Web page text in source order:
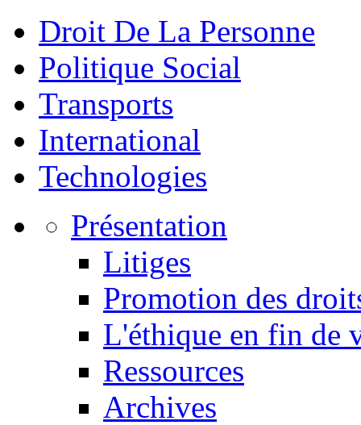
Droit De La Personne
Politique Social
Transports
International
Technologies
Présentation
Litiges
Promotion des
L'éthique en fin de
Ressources
Archives